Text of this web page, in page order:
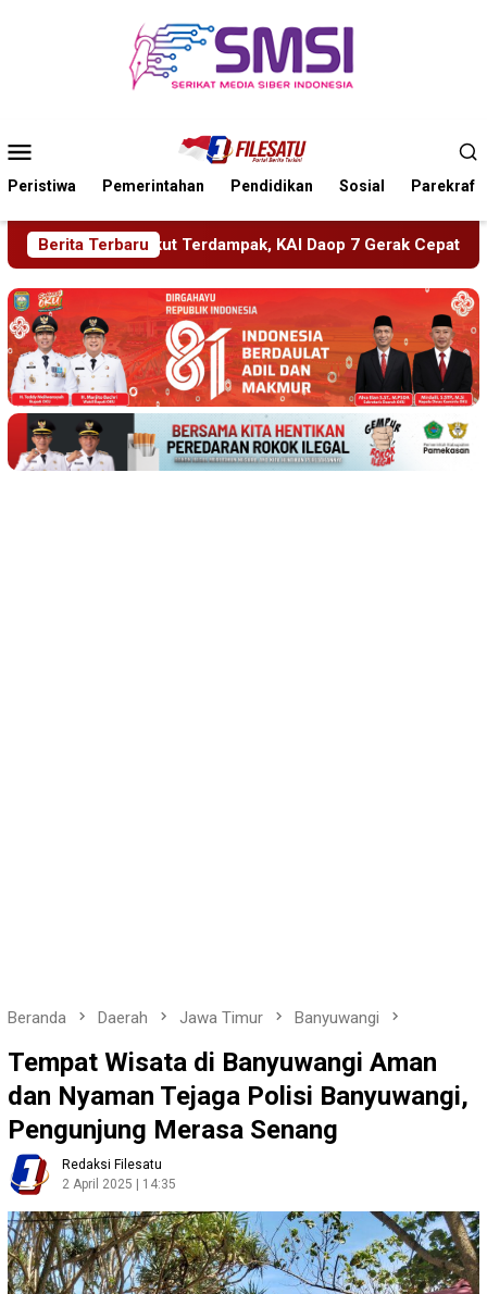
Mobile
Peristiwa Pemerintahan Pendidikan Sosial Parekraf
Berita Terbaru
Daop 7 Gerak Cepat Pulihkan Layanan PMR Wira
Beranda Daerah Jawa Timur Banyuwangi
Tempat Wisata di Banyuwangi Aman
dan Nyaman Tejaga Polisi Banyuwangi,
Pengunjung Merasa Senang
Redaksi Filesatu
2 April 2025 | 14:35